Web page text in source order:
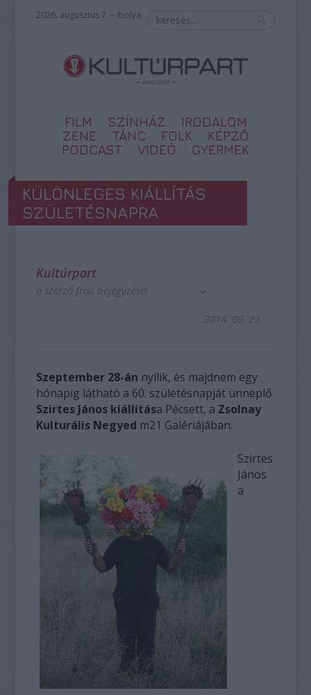
2026. augusztus 7. – Ibolya
FILM SZÍNHÁZ
IRODALOM
ZENE
TÁNC FOLK
KÉPZŐ
PODCAST
VIDEÓ GYERMEK
KÜLÖNLEGES KIÁLLÍTÁS
SZÜLETÉSNAPRA
Kultúrpart
a szerző friss bejegyzései
2014. 09. 23.
Szeptember 28-án nyílik, és majdnem egy
hónapig látható a 60. születésnapját ünneplő
Szirtes János kiállítása Pécsett, a Zsolnay
Kulturális Negyed m21 Galériájában.
Szirtes
János
a